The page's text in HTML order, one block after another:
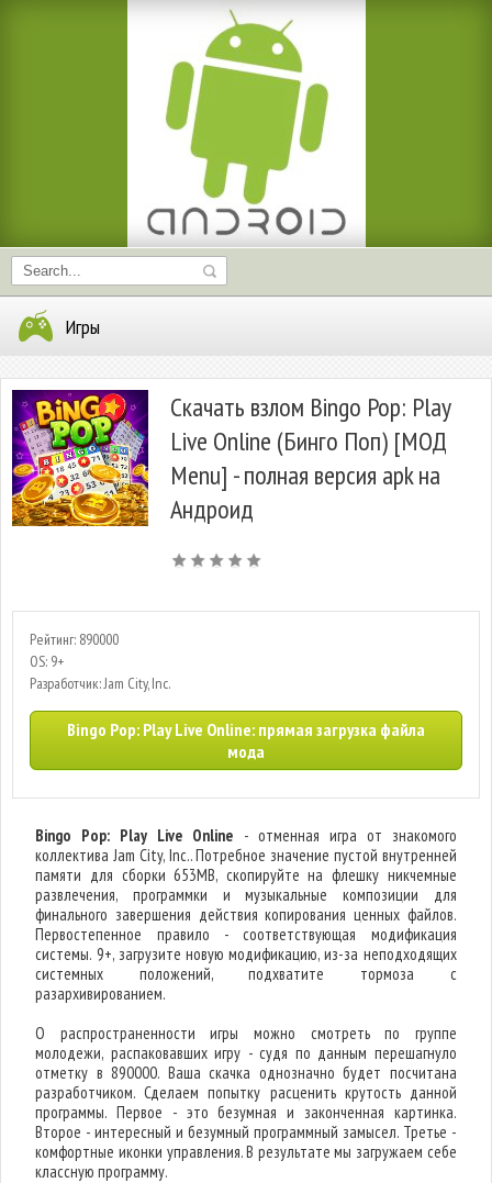
Игры
Скачать взлом Bingo Pop: Play
Live Online (Бинго Поп) [МОД
Menu] - полная версия apk на
Андроид
Рейтинг: 890000
OS: 9+
Разработчик: Jam City, Inc.
Bingo Pop: Play Live Online: прямая загрузка файла
мода
Bingo Pop: Play Live Online - отменная игра от знакомого
коллектива Jam City, Inc.. Потребное значение пустой внутренней
памяти для сборки 653MB, скопируйте на флешку никчемные
развлечения, программки и музыкальные композиции для
финального завершения действия копирования ценных файлов.
Первостепенное правило - соответствующая модификация
системы. 9+, загрузите новую модификацию, из-за неподходящих
системных положений, подхватите тормоза с
разархивированием.
О распространенности игры можно смотреть по группе
молодежи, распаковавших игру - судя по данным перешагнуло
отметку в 890000. Ваша скачка однозначно будет посчитана
разработчиком. Сделаем попытку расценить крутость данной
программы. Первое - это безумная и законченная картинка.
Второе - интересный и безумный программный замысел. Третье -
комфортные иконки управления. В результате мы загружаем себе
классную программу.